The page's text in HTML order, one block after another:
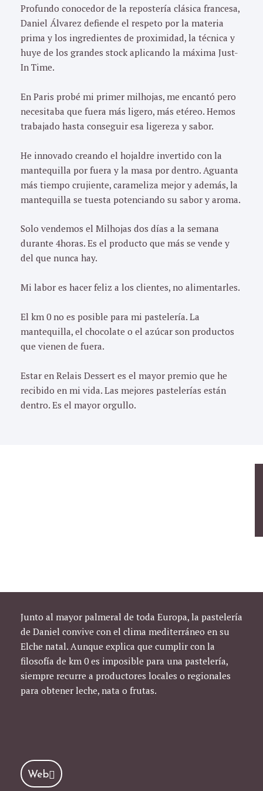
Profundo conocedor de la repostería clásica francesa,
Daniel Álvarez defiende el respeto por la materia
prima y los ingredientes de proximidad, la técnica y
huye de los grandes stock aplicando la máxima Just-
In Time.
En Paris probé mi primer milhojas, me encantó pero
necesitaba que fuera más ligero, más etéreo. Hemos
trabajado hasta conseguir esa ligereza y sabor.
He innovado creando el hojaldre invertido con la
mantequilla por fuera y la masa por dentro. Aguanta
más tiempo crujiente, carameliza mejor y además, la
mantequilla se tuesta potenciando su sabor y aroma.
Solo vendemos el Milhojas dos días a la semana
durante 4horas. Es el producto que más se vende y
del que nunca hay.
Mi labor es hacer feliz a los clientes, no alimentarles.
El km 0 no es posible para mi pastelería. La
mantequilla, el chocolate o el azúcar son productos
que vienen de fuera.
Estar en Relais Dessert es el mayor premio que he
recibido en mi vida. Las mejores pastelerías están
dentro. Es el mayor orgullo.
Junto al mayor palmeral de toda Europa, la pastelería
de Daniel convive con el clima mediterráneo en su
Elche natal. Aunque explica que cumplir con la
filosofía de km 0 es imposible para una pastelería,
siempre recurre a productores locales o regionales
para obtener leche, nata o frutas.
Web